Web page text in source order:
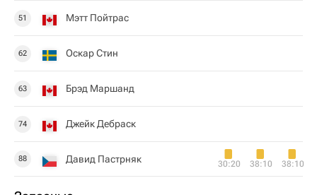
51 Мэтт Пойтрас
62 Оскар Стин
63 Брэд Маршанд
74 Джейк Дебраск
88 Давид Пастрняк 30:20 38:10 38:10